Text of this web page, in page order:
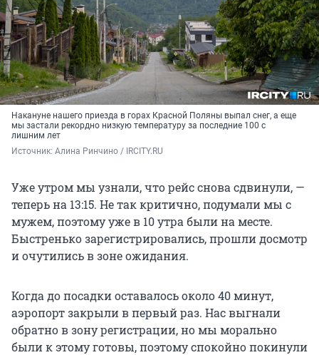
Накануне нашего приезда в горах Красной Поляны выпал снег, а еще
мы застали рекордно низкую температуру за последние 100 с
лишним лет
Источник: Алина Ринчино / IRCITY.RU
Уже утром мы узнали, что рейс снова сдвинули, —
теперь на 13:15. Не так критично, подумали мы с
мужем, поэтому уже в 10 утра были на месте.
Быстренько зарегистрировались, прошли досмотр
и очутились в зоне ожидания.
Когда до посадки оставалось около 40 минут,
аэропорт закрыли в первый раз. Нас выгнали
обратно в зону регистрации, но мы морально
были к этому готовы, поэтому спокойно покинули